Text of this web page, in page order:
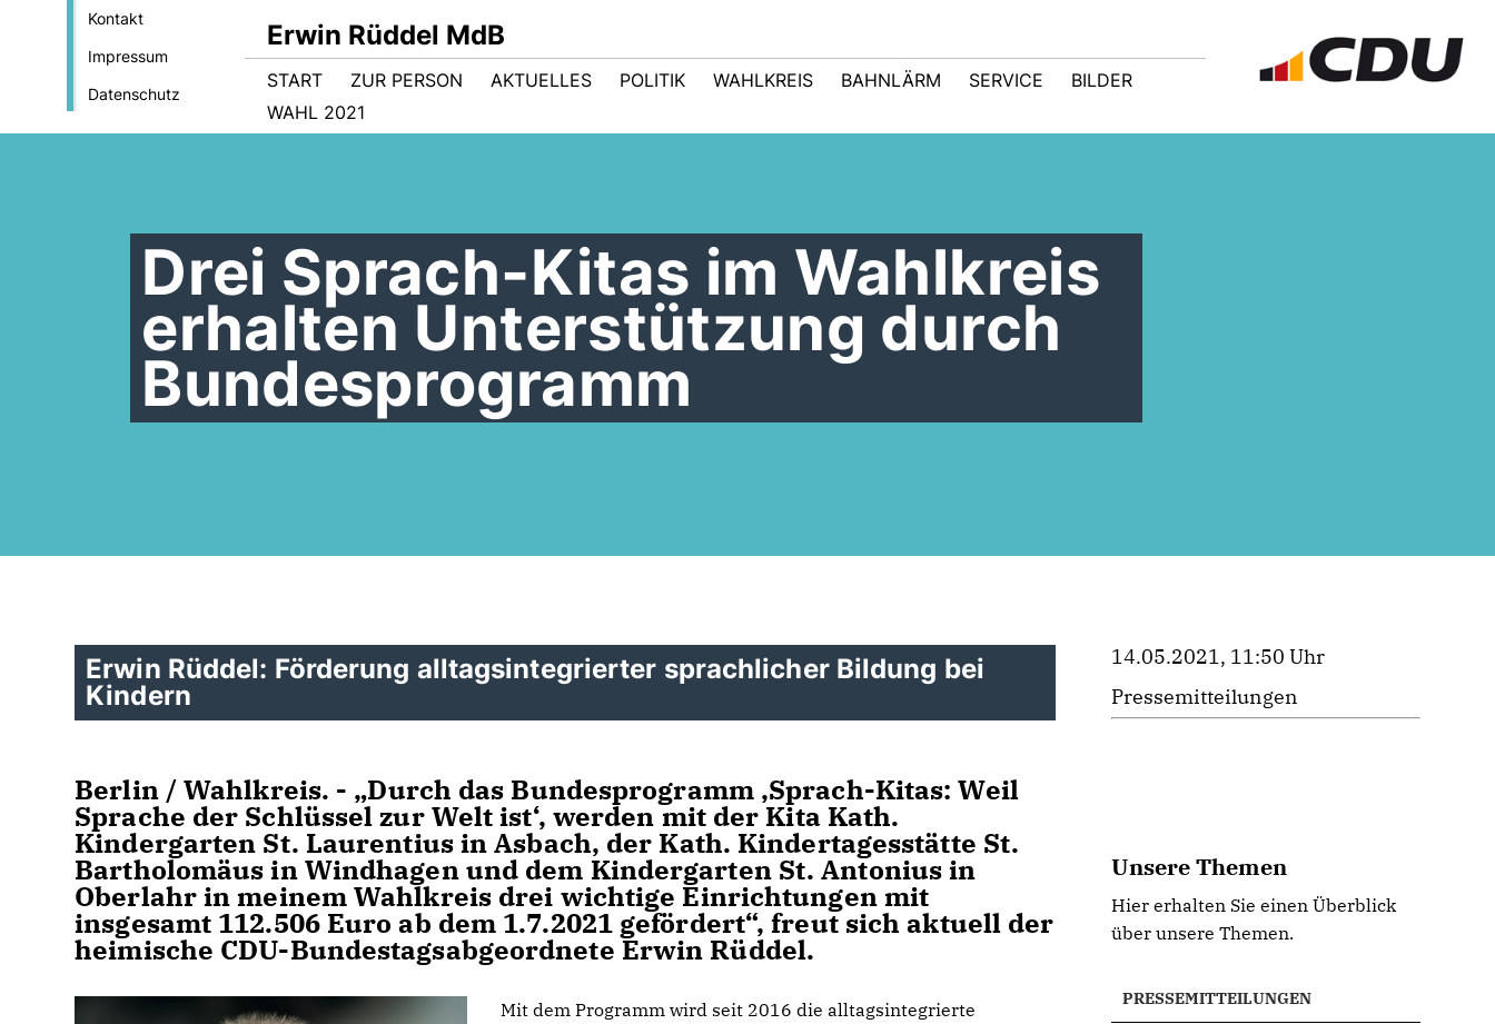
Kontakt
Impressum
Datenschutz
Erwin Rüddel MdB
START ZUR PERSON AKTUELLES POLITIK WAHLKREIS BAHNLÄRM SERVICE
BILDER
WAHL 2021
Drei Sprach-Kitas im Wahlkreis
erhalten Unterstützung durch
Bundesprogramm
Erwin Rüddel: Förderung alltagsintegrierter sprachlicher Bildung bei
Kindern
Berlin / Wahlkreis. - „Durch das Bundesprogramm ‚Sprach-Kitas: Weil
Sprache der Schlüssel zur Welt ist‘, werden mit der Kita Kath.
Kindergarten St. Laurentius in Asbach, der Kath. Kindertagesstätte St.
Bartholomäus in Windhagen und dem Kindergarten St. Antonius in
Oberlahr in meinem Wahlkreis drei wichtige Einrichtungen mit
insgesamt 112.506 Euro ab dem 1.7.2021 gefördert“, freut sich aktuell der
heimische CDU-Bundestagsabgeordnete Erwin Rüddel.
Mit dem Programm wird seit 2016 die alltagsintegrierte
14.05.2021, 11:50 Uhr
Pressemitteilungen
Unsere Themen
Hier erhalten Sie einen Überblick
über unsere Themen.
PRESSEMITTEILUNGEN